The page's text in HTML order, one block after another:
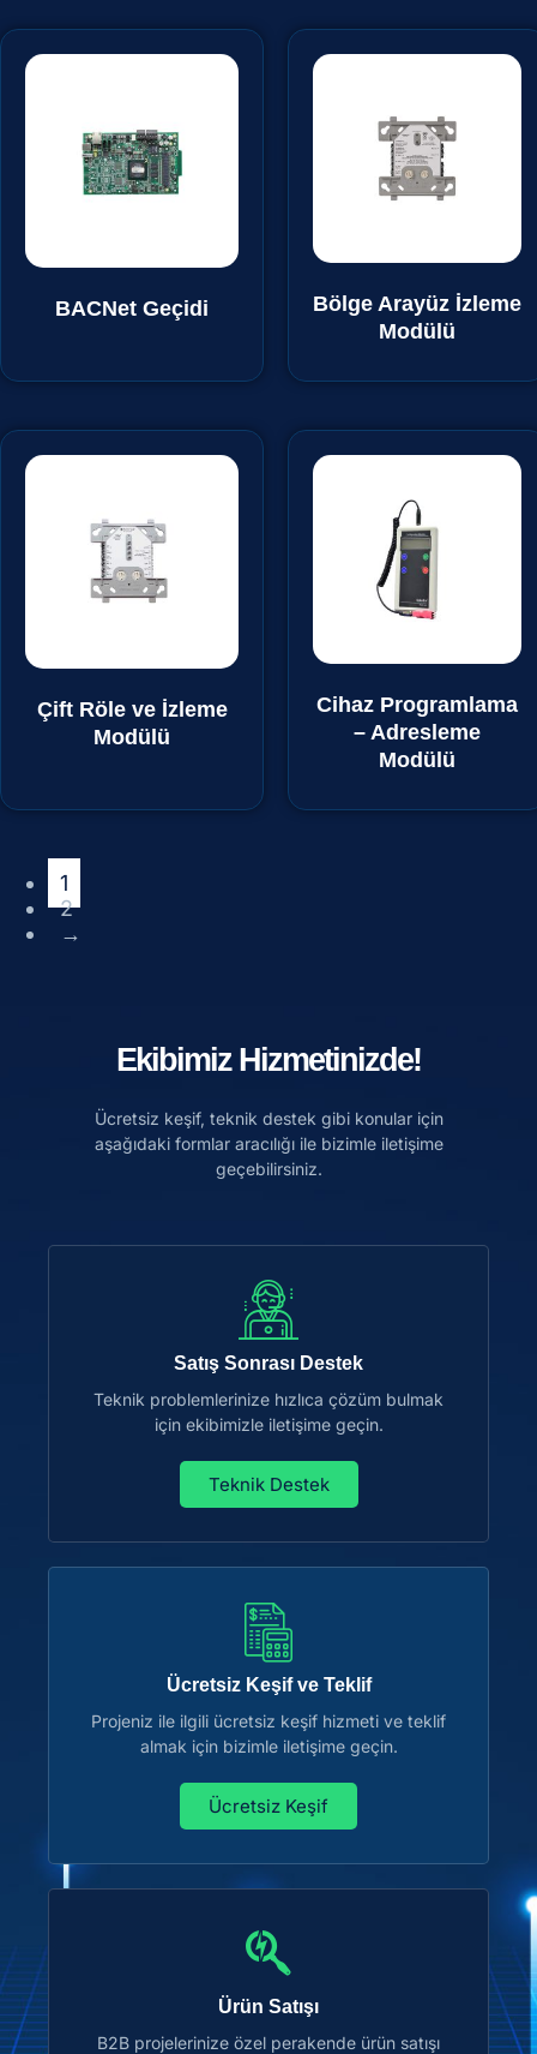
BACNet Geçidi
Bölge Arayüz İzleme
Modülü
Çift Röle ve İzleme
Modülü
Cihaz Programlama
– Adresleme
Modülü
1
2
→
Ekibimiz Hizmetinizde!
Ücretsiz keşif, teknik destek gibi konular için
aşağıdaki formlar aracılığı ile bizimle iletişime
geçebilirsiniz.
Satış Sonrası Destek
Teknik problemlerinize hızlıca çözüm bulmak
için ekibimizle iletişime geçin.
Teknik Destek
Ücretsiz Keşif ve Teklif
Projeniz ile ilgili ücretsiz keşif hizmeti ve teklif
almak için bizimle iletişime geçin.
Ücretsiz Keşif
Ürün Satışı
B2B projelerinize özel perakende ürün satışı